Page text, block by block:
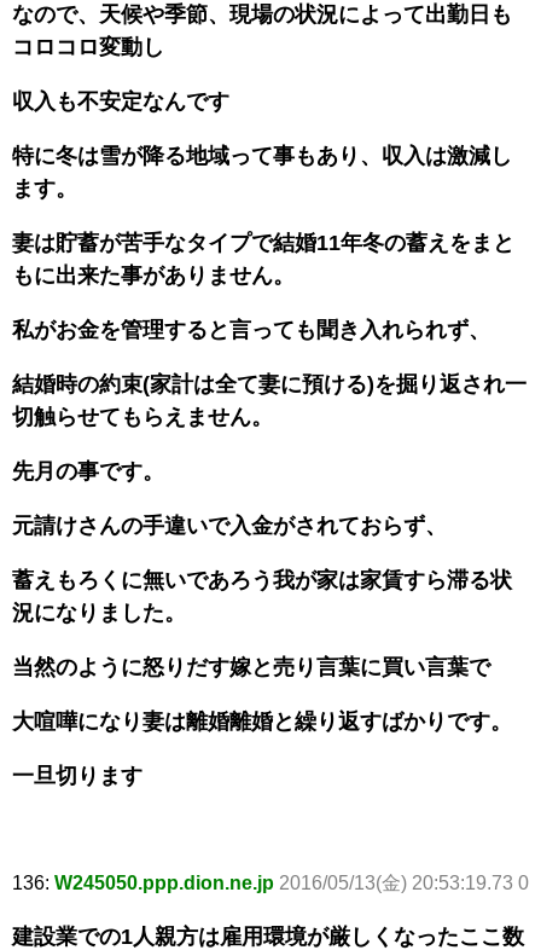
なので、天候や季節、現場の状況によって出勤日も
コロコロ変動し
収入も不安定なんです
特に冬は雪が降る地域って事もあり、収入は激減し
ます。
妻は貯蓄が苦手なタイプで結婚11年冬の蓄えをまと
もに出来た事がありません。
私がお金を管理すると言っても聞き入れられず、
結婚時の約束(家計は全て妻に預ける)を掘り返され一
切触らせてもらえません。
先月の事です。
元請けさんの手違いで入金がされておらず、
蓄えもろくに無いであろう我が家は家賃すら滞る状
況になりました。
当然のように怒りだす嫁と売り言葉に買い言葉で
大喧嘩になり妻は離婚離婚と繰り返すばかりです。
一旦切ります
136: W245050.ppp.dion.ne.jp 2016/05/13(金) 20:53:19.73 0
建設業での1人親方は雇用環境が厳しくなったここ数